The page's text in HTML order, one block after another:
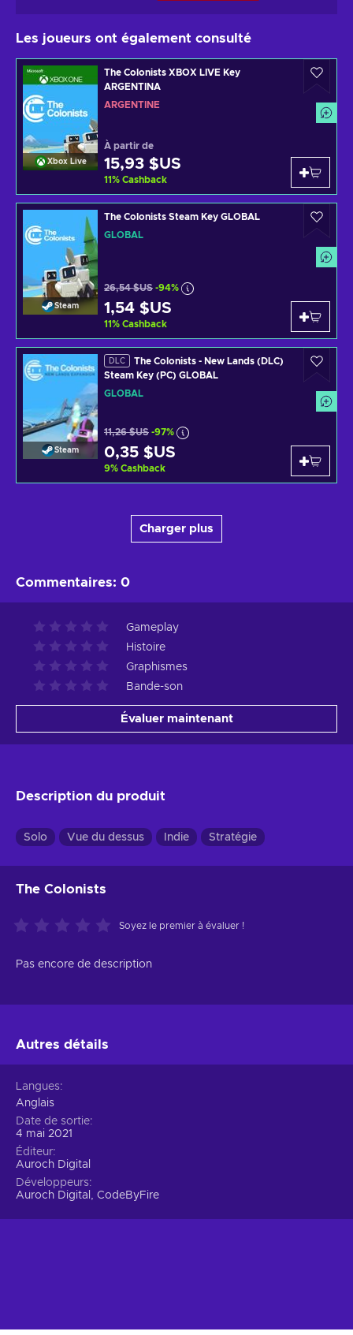
Les joueurs ont également consulté
Xbox Live
The Colonists XBOX LIVE Key
ARGENTINA
ARGENTINE
À partir de
15,93 $US
11% Cashback
Steam
The Colonists Steam Key GLOBAL
GLOBAL
26,54 $US -94%
1,54 $US
11% Cashback
Steam
DLC
The Colonists - New Lands (DLC)
Steam Key (PC) GLOBAL
GLOBAL
11,26 $US -97%
0,35 $US
9% Cashback
Charger plus
Commentaires: 0
Gameplay
Histoire
Graphismes
Bande-son
Évaluer maintenant
Description du produit
Solo Vue du dessus Indie Stratégie
The Colonists
Soyez le premier à évaluer !
Pas encore de description
Autres détails
Langues
Anglais
Date de sortie
4 mai 2021
Éditeur
Auroch Digital
Développeurs
Auroch Digital, CodeByFire